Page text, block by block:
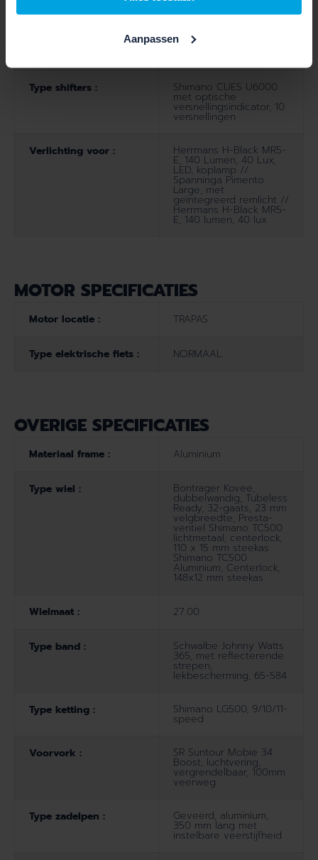
AanpassenShimano CUES U6000
Type shifters : Shimano CUES U6000
met optische
versnellingsindicator, 10
versnellingen
Verlichting voor : Herrmans H-Black MR5-
E, 140 Lumen, 40 Lux,
LED, koplamp //
Spanninga Pimento
Large, met
geïntegreerd remlicht //
Herrmans H-Black MR5-
E, 140 lumen, 40 lux
MOTOR SPECIFICATIES
Motor locatie : TRAPAS
Type elektrische fiets : NORMAAL
OVERIGE SPECIFICATIES
Materiaal frame : Aluminium
Type wiel : Bontrager Kovee,
dubbelwandig, Tubeless
Ready, 32-gaats, 23 mm
velgbreedte, Presta-
ventiel Shimano TC500
lichtmetaal, centerlock,
110 x 15 mm steekas
Shimano TC500
Aluminium, Centerlock,
148x12 mm steekas
Wielmaat : 27.00
Type band : Schwalbe Johnny Watts
365, met reflecterende
strepen,
lekbescherming, 65-584
Type ketting : Shimano LG500, 9/10/11-
speed
Voorvork : SR Suntour Mobie 34
Boost, luchtvering,
vergrendelbaar, 100mm
veerweg
Type zadelpen : Geveerd, aluminium,
350 mm lang met
instelbare veerstijfheid